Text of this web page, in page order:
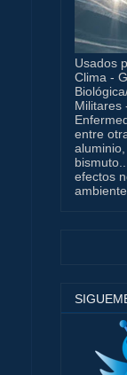
Usados
Clima -
Militares
entre
efectos